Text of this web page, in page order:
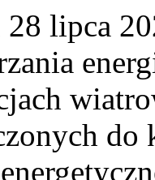
lipca
do